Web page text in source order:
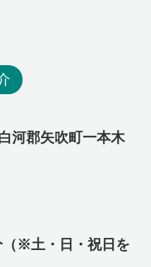
河郡矢吹町一本木
（※土・日・祝日を